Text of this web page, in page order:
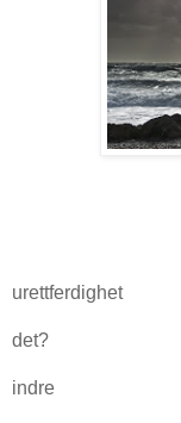
Tanker
til
urettferdighet
Han
det?
Mine
indre
For